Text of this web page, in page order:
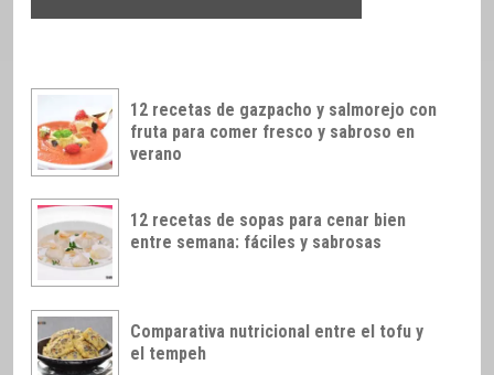
12 recetas de gazpacho y salmorejo con
fruta para comer fresco y sabroso en
verano
12 recetas de sopas para cenar bien
entre semana: fáciles y sabrosas
Comparativa nutricional entre el tofu y
el tempeh